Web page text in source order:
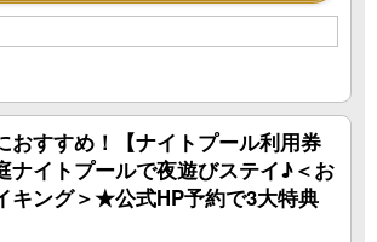
おすすめ！【ナイトプール利用券
ナイトプールで夜遊びステイ♪＜お
キング＞★公式HP予約で3大特典